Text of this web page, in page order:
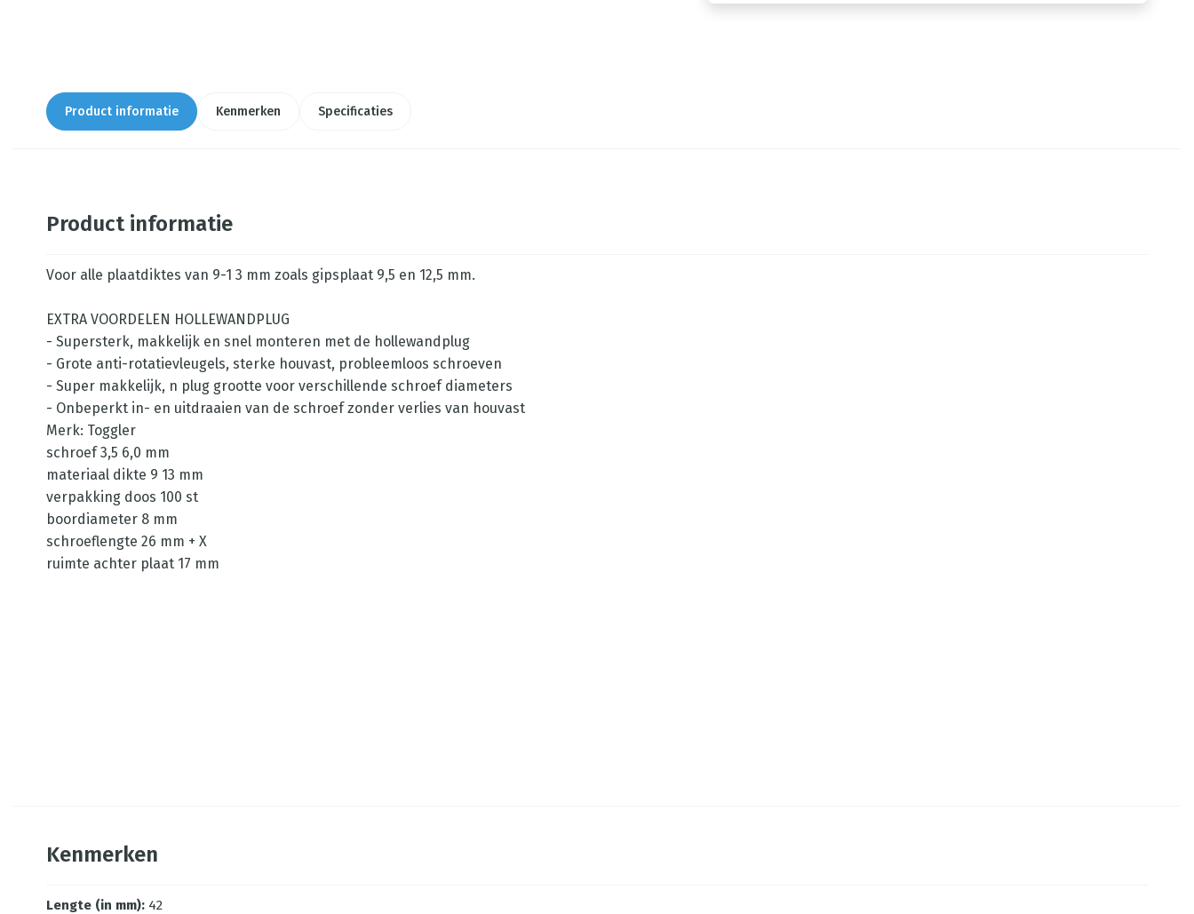
Product informatie Kenmerken Specificaties
Product informatie
Voor alle plaatdiktes van 9-1 3 mm zoals gipsplaat 9,5 en 12,5 mm.
EXTRA VOORDELEN HOLLEWANDPLUG
- Supersterk, makkelijk en snel monteren met de hollewandplug
- Grote anti-rotatievleugels, sterke houvast, probleemloos schroeven
- Super makkelijk, n plug grootte voor verschillende schroef diameters
- Onbeperkt in- en uitdraaien van de schroef zonder verlies van houvast
Merk: Toggler
schroef 3,5 6,0 mm
materiaal dikte 9 13 mm
verpakking doos 100 st
boordiameter 8 mm
schroeflengte 26 mm + X
ruimte achter plaat 17 mm
Kenmerken
Lengte (in mm): 42